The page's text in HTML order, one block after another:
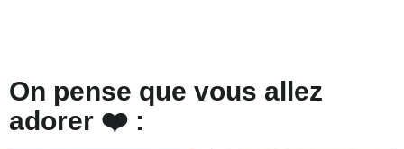
On pense que vous allez
adorer ❤️ :